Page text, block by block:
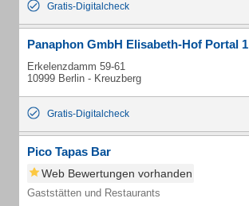
Gratis-Digitalcheck
Panaphon GmbH Elisabeth-Hof Portal 1
Erkelenzdamm 59-61
10999 Berlin - Kreuzberg
Gratis-Digitalcheck
Pico Tapas Bar
Web Bewertungen vorhanden
Gaststätten und Restaurants